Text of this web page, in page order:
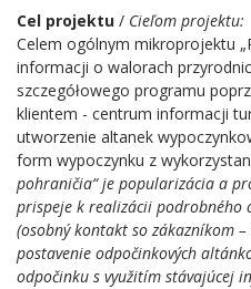
Cel projektu / Cieľom projektu:
Celem ogólnym mikroprojektu
informacji o walorach
szczegółowego programu
klientem - centrum informacji
utworzenie altanek
form wypoczynku z
pohraničia“ je popularizácia a
prispeje k realizácii podrobného
(osobný kontakt so zákazníkom
postavenie odpočinkových
odpočinku s využitím stávajúcej
Nasze Miasto